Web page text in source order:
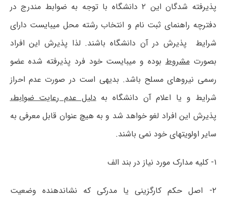
پذیرفته شدگان این ۲ دانشگاه با توجه به ضوابط مندرج در
دفترچه راهنمای ثبت نام و انتخاب رشته محل میبایست دارای
شرایط پذیرش در آن دانشگاه باشند. لذا پذیرش این افراد
بصورتمشروطبوده و میبایست خود فرد پذیرفته شده عضو
رسمی نیروهای مسلح باشد. بدیهی است در صورت‌ عدم احراز
شرایط و یا اعلام آن دانشگاه بهدلیل‌ عدم رعایت ضوابط،
پذیرش این افراد لغو خواهد شد و به هیچ عنوان قابل معرفی به
سایر اولویتهای خود نمی باشند.
۱- کلیه مدارک مورد نیاز در بند الف
۲- اصل حکم کارگزینی یا مدرکی که نشاندهنده وضعیت